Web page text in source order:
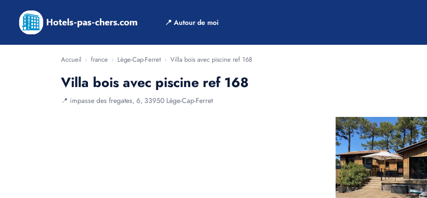
📍 Autour de moi
Accueil › france › Lège-Cap-Ferret › Villa bois avec piscine ref 168
Villa bois avec piscine ref 168
📍 impasse des fregates, 6, 33950 Lège-Cap-Ferret